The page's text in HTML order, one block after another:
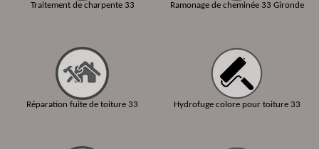
Traitement de charpente 33
Réparation fuite de toiture 33
Ramonage de cheminée 33 Gironde
Hydrofuge colore pour toiture 33